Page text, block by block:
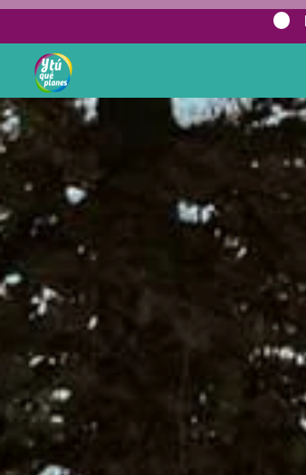
Home/Blog viajero